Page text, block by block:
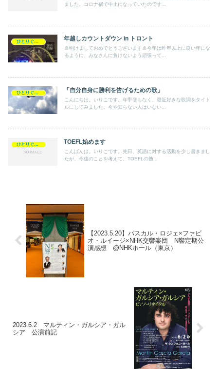
ました。コロナ禍で中止になっていたのです...
年越しカウントダウン in トロント
🎍明けましておめでとうございます🎍今年は昨年以上に良い年にな
るように、みなさんに負けないよう頑張って...
ひとりぐらし・ひとりごと 「自分自身に勝利を告げるための歌」
こんにちは。いりこです。年甲斐もなく、最近好きな歌詞をタイト
ルにしてみました。今や知らない人はいない...
TOEFL始めます
こんばんは。いりこです。先日、英語に対する活動を少し書きまし
たが、今後のことを考えて、TOEFLの勉...
【2023.5.20】パスカル・ロジェ×ファビ
オ・ルイージ×NHK交響楽団 N響定期公
演感想 @NHKホール（東京）
2023.6.2 マルティン・ガルシア・ガル
シア 公演前記